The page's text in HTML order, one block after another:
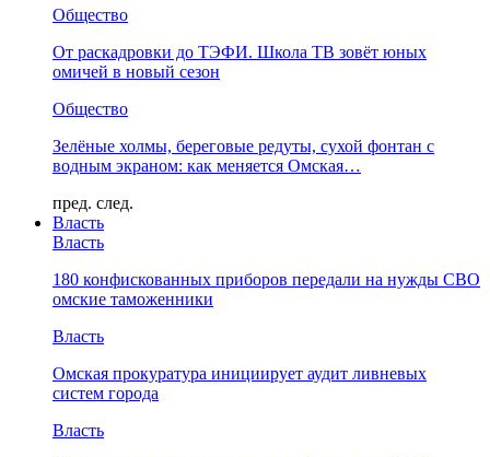
Общество
От раскадровки до ТЭФИ. Школа ТВ зовёт юных
омичей в новый сезон
Общество
Зелёные холмы, береговые редуты, сухой фонтан с
водным экраном: как меняется Омская…
пред. след.
Власть
Власть
180 конфискованных приборов передали на нужды СВО
омские таможенники
Власть
Омская прокуратура инициирует аудит ливневых
систем города
Власть